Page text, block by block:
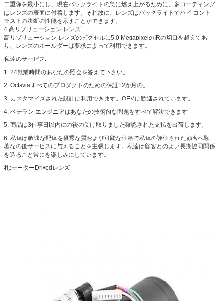
二重像を最小にし、現在バックライトの急に燃え上がるために、多コーティング
はレンズの表面に付着します。それ故に、レンズはバックライトでハイ コント
ラストの決断の性能を示すことができます。
4.高リゾリューション レンズ
高リゾリューション レンズのピクセルは5.0 MegapixelのIRの切口を越えてあ
り、レンズのホールダーは要求によって利用できます。
私達のサービス:
1. 24就業時間のあなたの照会を答えて下さい。
2. Octaviaすべてのプロダクトのための保証12か月の。
3. カスタマイズされた設計は利用できます。OEMは歓迎されています。
4. ベテラン エンジニアはあなたの技術的な問題をすべて解決できます
5. 商品は3仕事日以内にの後の受け取りました確認された支払を出荷します。
6. 私達は敏速な配達を優秀な質および可能な価格で私達の評価された顧客へ顕
著なの後サービスに与えることを主張します。私達は顧客とのよい長期協同関係
を造ること常にを楽しみにしています。
札:モーターDrivedレンズ